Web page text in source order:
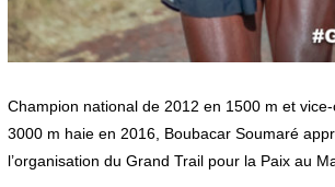
Champion national de 2012 en 1500 m et
3000 m haie en 2016, Boubacar Soumaré
l’organisation du Grand Trail pour la Paix au